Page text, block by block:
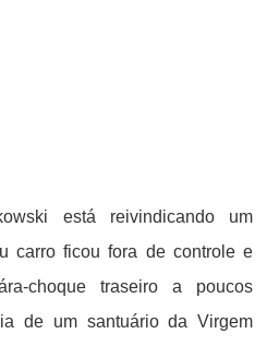
está reivindicando um
carro ficou fora de controle e
choque traseiro a poucos
de um santuário da Virgem